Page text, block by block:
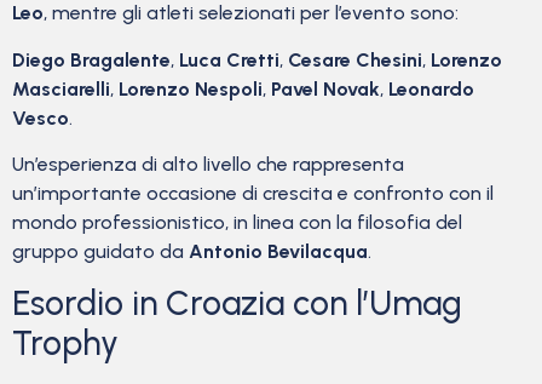
Leo, mentre gli atleti selezionati per l’evento sono:
Diego Bragalente, Luca Cretti, Cesare Chesini, Lorenzo
Masciarelli, Lorenzo Nespoli, Pavel Novak, Leonardo
Vesco.
Un’esperienza di alto livello che rappresenta
un’importante occasione di crescita e confronto con il
mondo professionistico, in linea con la filosofia del
gruppo guidato da Antonio Bevilacqua.
Esordio in Croazia con l’Umag
Trophy